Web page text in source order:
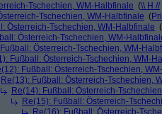
Tschechien, WM-Halbfinale (\\ H //
Tschechien, WM-Halbfinale (
Österreich-Tschechien, WM-Halbfinale (
Österreich-Tschechien, WM-
Österreich-Tschechien, WM-
Fußball: Österreich-Tschechien, WM-
Fußball: Österreich-Tschechien,
Re(13): Fußball: Österreich-Tschechien,
Re(14): Fußball: Österreich-
Re(15): Fußball: Österreich-
Re(16): Fußball: Österreich-